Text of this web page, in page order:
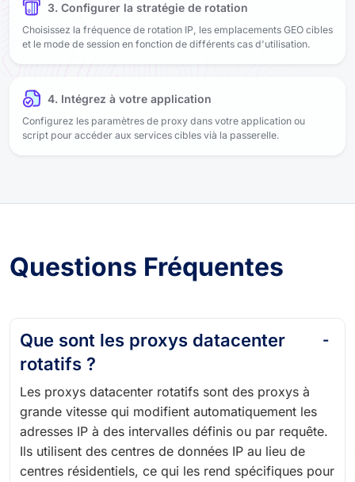
3. Configurer la stratégie de rotation
Choisissez la fréquence de rotation IP, les emplacements GEO cibles
et le mode de session en fonction de différents cas d'utilisation.
4. Intégrez à votre application
Configurez les paramètres de proxy dans votre application ou
script pour accéder aux services cibles vià la passerelle.
Questions Fréquentes
Que sont les proxys datacenter
rotatifs ?
Les proxys datacenter rotatifs sont des proxys à
grande vitesse qui modifient automatiquement les
adresses IP à des intervalles définis ou par requête.
Ils utilisent des centres de données IP au lieu de
centres résidentiels, ce qui les rend spécifiques pour